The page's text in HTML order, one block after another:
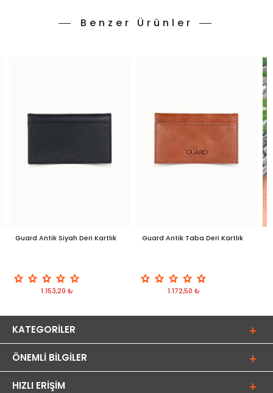
Benzer Ürünler
Guard Antik Siyah Deri Kartlık
1.153,20 ₺
Guard Antik Taba Deri Kartlık
1.172,50 ₺
KATEGORILER
ÖNEMLI BILGILER
HIZLI ERIŞIM